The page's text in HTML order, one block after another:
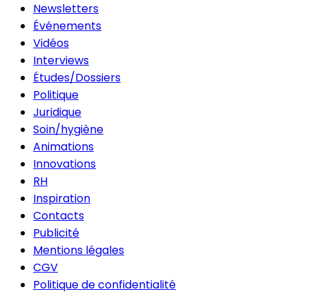
Newsletters
Événements
Vidéos
Interviews
Études/Dossiers
Politique
Juridique
Soin/hygiène
Animations
Innovations
RH
Inspiration
Contacts
Publicité
Mentions légales
CGV
Politique de confidentialité